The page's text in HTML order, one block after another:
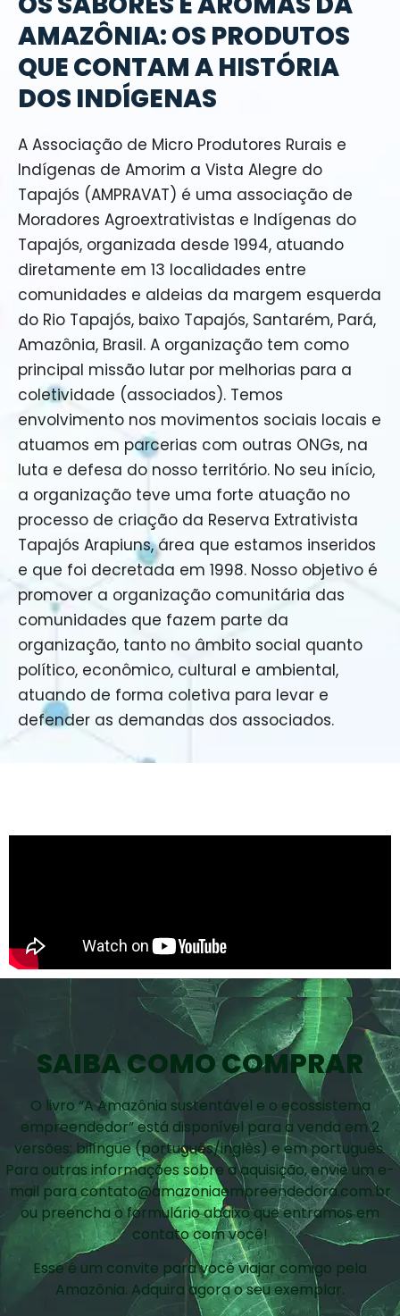
AMAZÔNIA: OS PRODUTOS
QUE CONTAM A HISTÓRIA
DOS INDÍGENAS
A Associação de Micro Produtores Rurais e
Indígenas de Amorim a Vista Alegre do
Tapajós (AMPRAVAT) é uma associação de
Moradores Agroextrativistas e Indígenas do
Tapajós, organizada desde 1994, atuando
diretamente em 13 localidades entre
comunidades e aldeias da margem esquerda
do Rio Tapajós, baixo Tapajós, Santarém, Pará,
Amazônia, Brasil. A organização tem como
principal missão lutar por melhorias para a
coletividade (associados). Temos
envolvimento nos movimentos sociais locais e
atuamos em parcerias com outras ONGs, na
luta e defesa do nosso território. No seu início,
a organização teve uma forte atuação no
processo de criação da Reserva Extrativista
Tapajós Arapiuns, área que estamos inseridos
e que foi decretada em 1998. Nosso objetivo é
promover a organização comunitária das
comunidades que fazem parte da
organização, tanto no âmbito social quanto
político, econômico, cultural e ambiental,
atuando de forma coletiva para levar e
defender as demandas dos associados.
SAIBA COMO COMPRAR
O livro “A Amazônia sustentável e o ecossistema
empreendedor” está disponível para a venda em 2
versões: bilíngue (português/inglês) e em português.
Para outras informações sobre a aquisição, envie um e-
mail para contato@amazoniaempreendedora.com.br
ou preencha o formulário abaixo que entramos em
contato com você!
Esse é um convite para você viajar comigo pela
Amazônia. Adquira agora o seu exemplar.